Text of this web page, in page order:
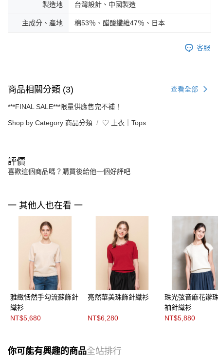
製造地 台灣設計、中國製造
主成分、產地 棉53％、醋酸纖維47％、日本
客服
商品相關分類 (3) 查看全部
***FINAL SALE***限量供應售完不補！
Shop by Category 商品分類 ♡ 上衣｜Tops
評價
喜歡這個商品嗎？購買後給他一個好評吧
一 其他人也在看 一
雅緻恬然手勾流蘇飾針
織衫
NT$5,680
亮然華美珠飾針織衫
NT$6,280
珠光弦音麻花辮
袖針織衫
NT$5,880
你可能有興趣的商品全站排行